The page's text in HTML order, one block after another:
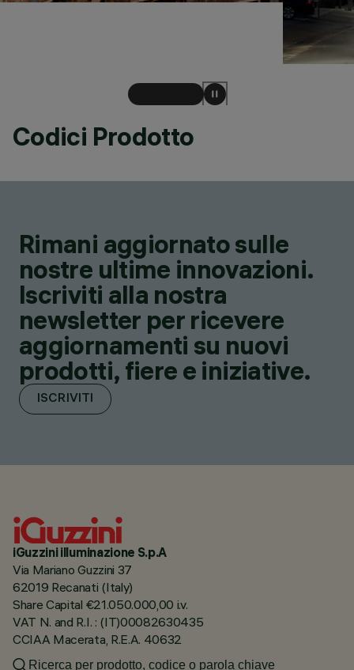
Codici Prodotto
Rimani aggiornato sulle
nostre ultime innovazioni.
Iscriviti alla nostra
newsletter per ricevere
aggiornamenti su nuovi
prodotti, fiere e iniziative.
ISCRIVITI
iGuzzini illuminazione S.p.A
Via Mariano Guzzini 37
62019 Recanati (Italy)
Share Capital €21.050.000,00 i.v.
VAT N. and R.I. : (IT)00082630435
CCIAA Macerata, R.E.A. 40632